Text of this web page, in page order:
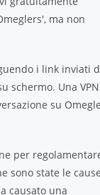
ma non
i link inviati
schermo. Una VPN
su
per
sono state le
causato una